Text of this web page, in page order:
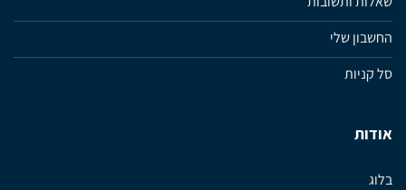
החשבון שלי
סל קניות
אודות
בלוג